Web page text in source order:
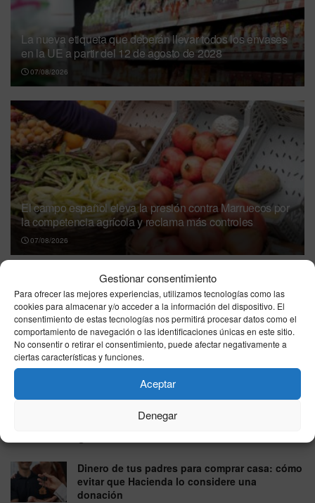
Gestionar consentimiento
Para ofrecer las mejores experiencias, utilizamos tecnologías como las
cookies para almacenar y/o acceder a la información del dispositivo. El
consentimiento de estas tecnologías nos permitirá procesar datos como el
comportamiento de navegación o las identificaciones únicas en este sitio.
No consentir o retirar el consentimiento, puede afectar negativamente a
ciertas características y funciones.
Aceptar
Denegar
La nueva etiqueta que deberán llevar todos los envases
en la UE a partir del 12 de agosto de 2028
07/08/2026
El campo español eleva la presión contra Marruecos por
la competencia agrícola y reclama más controles
07/08/2026
Precio de la luz en viernes 7 de agosto de
2026: jornada ideal para ahorrar, con horas a
precios mínimos
07/08/2026
precio gasolina Ceuta: viernes 7 de agosto de
2026, repaso de las tarifas más bajas y caras
IBEX 35, jueves 6 de agosto de 2026: cierra al
alza y roza los 20.279 puntos
Dinero de tus padres para comprar casa: cómo
evitar que Hacienda lo considere una
donación